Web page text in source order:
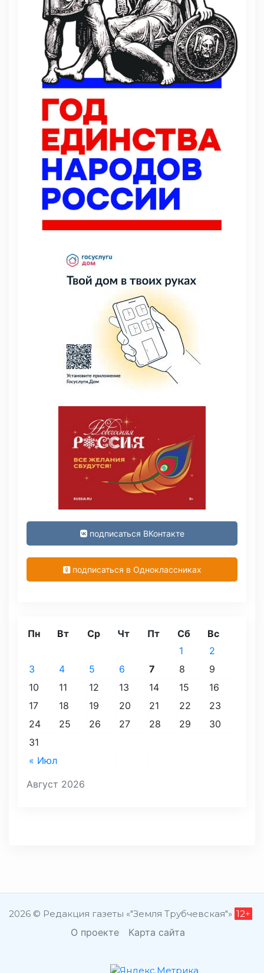
подписаться ВКонтакте
подписаться в Одноклассниках
Август 2026
Пн Вт Ср Чт Пт Сб Вс
« Июл
1
2
3
4 5 6 7 8
9
10
11 12 13 14 15
16
17
18 19 20 21 22
23
24
25 26 27 28 29
30
31
2026 © Редакция газеты «"Земля Трубчевская"» 12+
О проекте Карта сайта